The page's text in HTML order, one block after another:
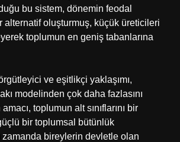
bu sistem, dönemin feodal
alternatif oluşturmuş, küçük üreticileri
toplumun en geniş tabanlarına
ve eşitlikçi yaklaşımı,
modelinden çok daha fazlasını
toplumun alt sınıflarını bir
bir toplumsal bütünlük
zamanda bireylerin devletle olan